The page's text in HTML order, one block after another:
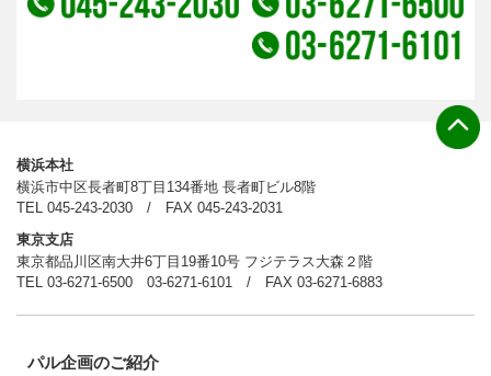
横浜本社
横浜市中区長者町8丁目134番地 長者町ビル8階
TEL 045-243-2030 / FAX 045-243-2031
東京支店
東京都品川区南大井6丁目19番10号 フジテラス大森２階
TEL 03-6271-6500 03-6271-6101 / FAX 03-6271-6883
パル企画のご紹介